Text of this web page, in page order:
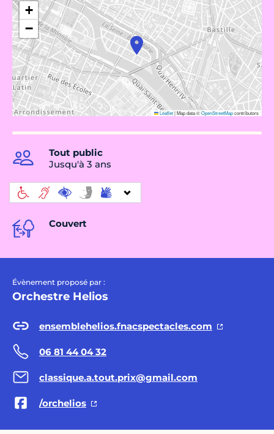
+
−
Leaflet|Map data ©OpenStreetMapcontributors
Tout public
Jusqu'à 3 ans
Couvert
Évènement proposé par :
Orchestre Helios
ensemblehelios.fnacspectacles.com
06 81 44 04 32
classique.a.tout.prix@gmail.com
/orchelios